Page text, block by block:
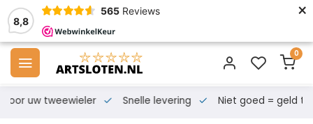
8,8
565 Reviews ×
0
voor uw tweewieler Snelle levering Niet goed = geld